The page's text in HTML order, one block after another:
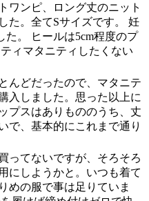
ワンピ、ロング丈のニット
た。全てSサイズです。 妊
た。 ヒールは5cm程度のプ
ィマタニティしたくない
んどだったので、マタニテ
入しました。思った以上に
プスはありもののうち、丈
で、基本的にこれまで通り
ってないですが、そろそろ
にしようかと。いつも着て
めの服で事は足りていま